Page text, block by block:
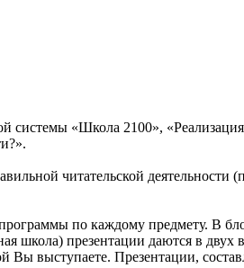
системы «Школа 2100»,
читательской деятельности
по каждому предмету. В
школа) презентации даются в двух
Вы выступаете. Презентации,